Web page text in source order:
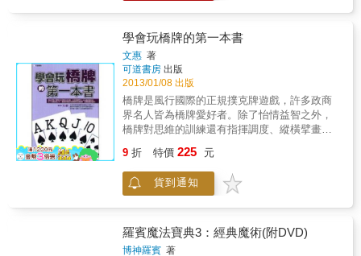
出招，也拉開了企業的格局。
學會玩橋牌的第一本書
文惠 著
可道書房 出版
2013/01/08 出版
橋牌是風行國際的正規撲克牌遊戲，許多政商
界名人皆為橋牌愛好者。除了怡情益智之外，
橋牌對思維的訓練還有指揮調度、縱橫擘畫的
讓欲學習橋牌者在易學易懂的過程中，盡快進
入趣味十足的橋牌遊戲世界。
9 折 特價 225 元
貨到通知
羅賓魔法寶典3：經典魔術(附DVD)
博神羅賓 著